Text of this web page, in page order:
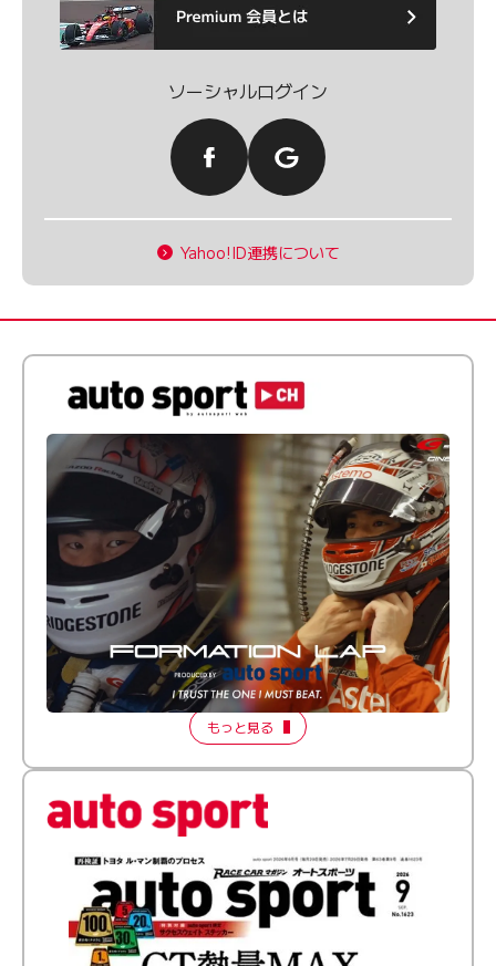
ソーシャルログイン
Yahoo!ID連携について
倒す相手を、信じてる。小林利徠斗 × 野村勇斗
【FORMATION LAP Produced by auto sport】
2026 Episode 2
もっと見る